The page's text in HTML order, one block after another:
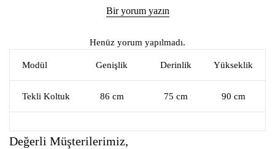
Bir yorum yazın
Henüz yorum yapılmadı.
Modül Genişlik Derinlik Yükseklik
Tekli Koltuk 86 cm 75 cm 90 cm
Değerli Müşterilerimiz,